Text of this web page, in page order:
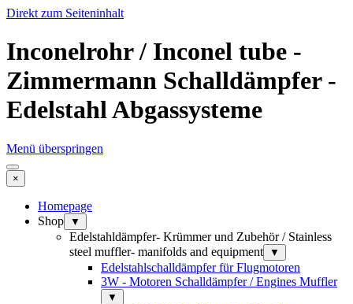
Direkt zum Seiteninhalt
Inconelrohr / Inconel tube -
Zimmermann Schalldämpfer -
Edelstahl Abgassysteme
Menü überspringen
×
Homepage
Shop
▼
Edelstahldämpfer- Krümmer und Zubehör / Stainless
steel muffler- manifolds and equipment
▼
Edelstahlschalldämpfer für Flugmotoren
3W - Motoren Schalldämpfer / Engines Muffler
▼